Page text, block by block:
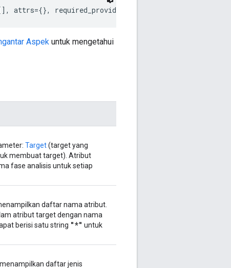
attrs={}, required_providers=[],
Aspek untuk mengetahui
Target(target yang
membuat target). Atribut
fase analisis untuk setiap
daftar nama atribut.
atribut target dengan nama
berisi satu string "*" untuk
daftar jenis